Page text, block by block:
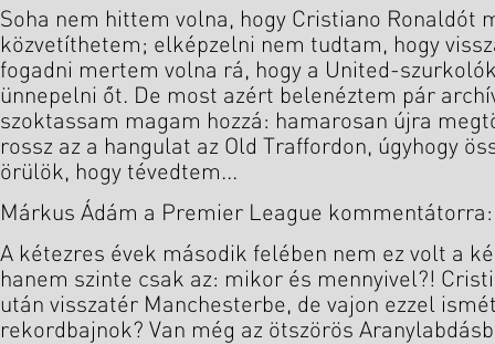
Soha nem hittem volna, hogy Cristiano Ronaldót
közvetíthetem; elképzelni nem tudtam, hogy
fogadni mertem volna rá, hogy a United-
ünnepelni őt. De most azért belenéztem pár
szoktassam magam hozzá: hamarosan újra
rossz az a hangulat az Old Traffordon, úgyhogy
örülök, hogy tévedtem...
Márkus Ádám a Premier League kommentátorra:
A kétezres évek második felében nem ez volt a
hanem szinte csak az: mikor és mennyivel?!
után visszatér Manchesterbe, de vajon ezzel
rekordbajnok? Van még az ötszörös